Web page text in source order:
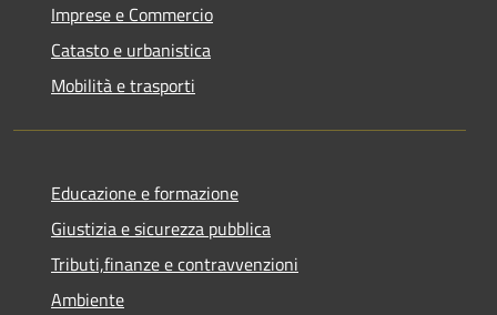
Imprese e Commercio
Catasto e urbanistica
Mobilità e trasporti
Educazione e formazione
Giustizia e sicurezza pubblica
Tributi,finanze e contravvenzioni
Ambiente